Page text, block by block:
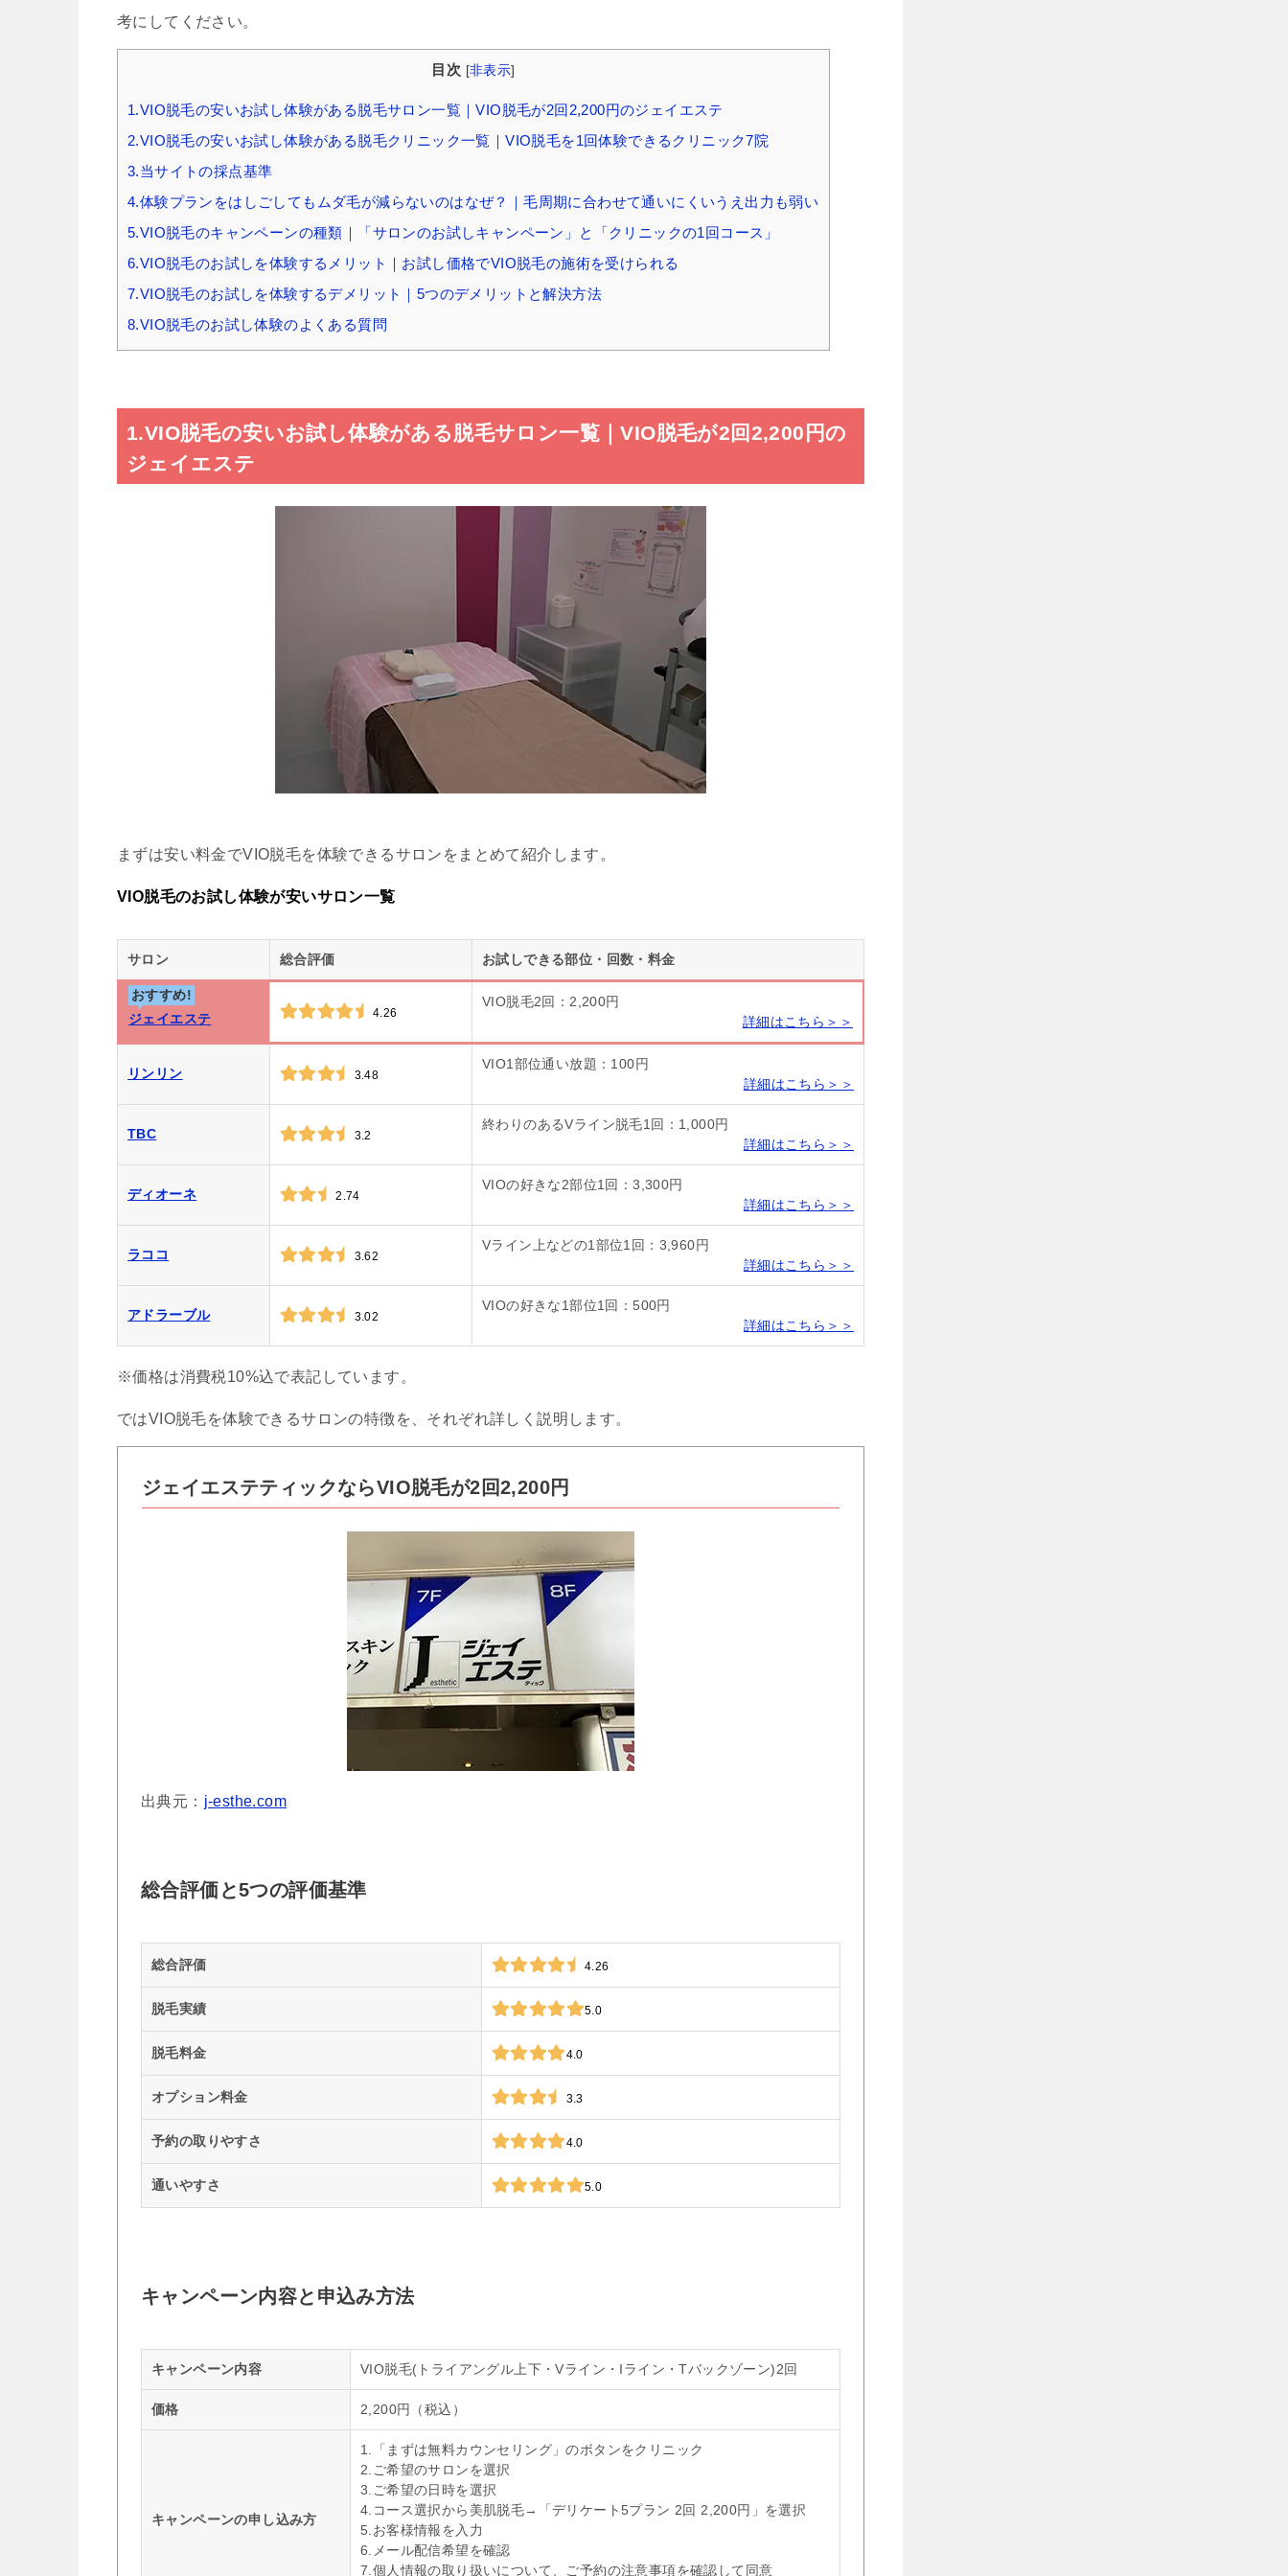
考にしてください。
目次 [非表示]
1.VIO脱毛の安いお試し体験がある脱毛サロン一覧｜VIO脱毛が2回2,200円のジェイエステ
2.VIO脱毛の安いお試し体験がある脱毛クリニック一覧｜VIO脱毛を1回体験できるクリニック7院
3.当サイトの採点基準
4.体験プランをはしごしてもムダ毛が減らないのはなぜ？｜毛周期に合わせて通いにくいうえ出力も弱い
5.VIO脱毛のキャンペーンの種類｜「サロンのお試しキャンペーン」と「クリニックの1回コース」
6.VIO脱毛のお試しを体験するメリット｜お試し価格でVIO脱毛の施術を受けられる
7.VIO脱毛のお試しを体験するデメリット｜5つのデメリットと解決方法
8.VIO脱毛のお試し体験のよくある質問
1.VIO脱毛の安いお試し体験がある脱毛サロン一覧｜VIO脱毛が2回2,200円の
ジェイエステ
まずは安い料金でVIO脱毛を体験できるサロンをまとめて紹介します。
VIO脱毛のお試し体験が安いサロン一覧
サロン 総合評価 お試しできる部位・回数・料金
おすすめ!
ジェイエステ
4.26
VIO脱毛2回：2,200円
詳細はこちら＞＞
リンリン 3.48
VIO1部位通い放題：100円
詳細はこちら＞＞
TBC 3.2
終わりのあるVライン脱毛1回：1,000円
詳細はこちら＞＞
ディオーネ 2.74
VIOの好きな2部位1回：3,300円
詳細はこちら＞＞
ラココ 3.62
Vライン上などの1部位1回：3,960円
詳細はこちら＞＞
アドラーブル 3.02
VIOの好きな1部位1回：500円
詳細はこちら＞＞
※価格は消費税10%込で表記しています。
ではVIO脱毛を体験できるサロンの特徴を、それぞれ詳しく説明します。
ジェイエステティックならVIO脱毛が2回2,200円
出典元： j-esthe.com
総合評価と5つの評価基準
総合評価 4.26
脱毛実績 5.0
脱毛料金 4.0
オプション料金 3.3
予約の取りやすさ 4.0
通いやすさ 5.0
キャンペーン内容と申込み方法
キャンペーン内容 VIO脱毛(トライアングル上下・Vライン・Iライン・Tバックゾーン)2回
価格 2,200円（税込）
キャンペーンの申し込み方
1.「まずは無料カウンセリング」のボタンをクリニック
2.ご希望のサロンを選択
3.ご希望の日時を選択
4.コース選択から美肌脱毛→「デリケート5プラン 2回 2,200円」を選択
5.お客様情報を入力
6.メール配信希望を確認
7.個人情報の取り扱いについて、ご予約の注意事項を確認して同意